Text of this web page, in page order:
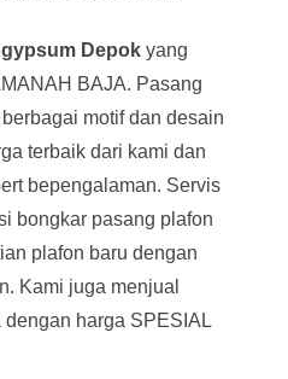
Depok yang
BAJA. Pasang
motif dan desain
terbaik dari kami dan
bepengalaman. Servis
bongkar pasang plafon
plafon baru dengan
Kami juga menjual
harga SPESIAL